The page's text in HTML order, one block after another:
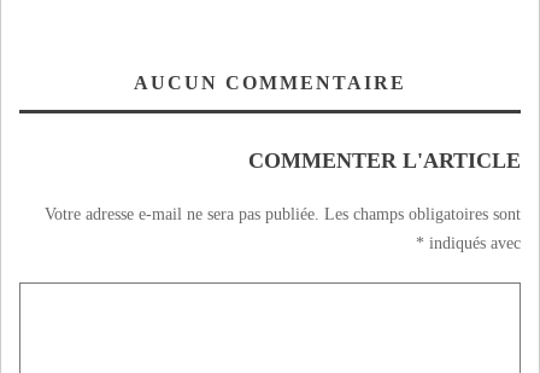
AUCUN COMMENTAIRE
COMMENTER L'ARTICLE
Votre adresse e-mail ne sera pas publiée. Les champs obligatoires sont
indiqués avec
*